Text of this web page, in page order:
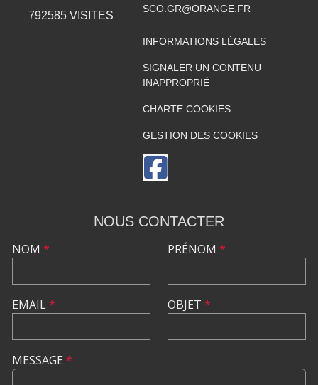
792585 VISITES
SCO.GR@ORANGE.FR
INFORMATIONS LÉGALES
SIGNALER UN CONTENU
INAPPROPRIÉ
CHARTE COOKIES
GESTION DES COOKIES
NOUS CONTACTER
NOM *
EMAIL*
PRÉNOM *
OBJET *
MESSAGE *